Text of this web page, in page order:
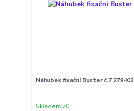
Náhubek fixační Buster č.7 279402
Skladem 20